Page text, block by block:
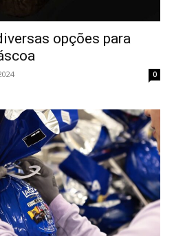
opções para
0